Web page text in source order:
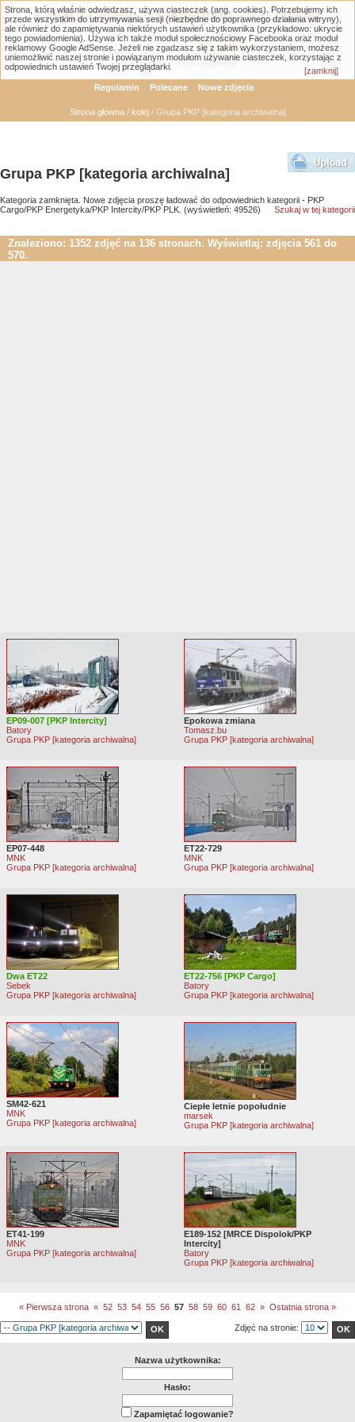
Łódzka Galeria Transportowa - GTLodz.eu
Wyszukiwanie zaawansowane
Regulamin Polecane Nowe zdjęcia
Strona główna/ kolej/ Grupa PKP [kategoria archiwalna]
Grupa PKP [kategoria archiwalna]
Kategoria zamknięta. Nowe zdjęcia proszę ładować do odpowiednich kategorii - PKP
Cargo/PKP Energetyka/PKP Intercity/PKP PLK. (wyświetleń: 49526)
Szukaj w tej kategorii
Znaleziono: 1352 zdjęć na 136 stronach. Wyświetlaj: zdjęcia 561 do
570.
EP09-007 [PKP Intercity]
Batory
Grupa PKP [kategoria archiwalna]
Epokowa zmiana
Tomasz.bu
Grupa PKP [kategoria archiwalna]
EP07-448
MNK
Grupa PKP [kategoria archiwalna]
ET22-729
MNK
Grupa PKP [kategoria archiwalna]
Dwa ET22
Sebek
Grupa PKP [kategoria archiwalna]
ET22-756 [PKP Cargo]
Batory
Grupa PKP [kategoria archiwalna]
SM42-621
MNK
Grupa PKP [kategoria archiwalna]
Ciepłe letnie popołudnie
marsek
Grupa PKP [kategoria archiwalna]
ET41-199
MNK
Grupa PKP [kategoria archiwalna]
E189-152 [MRCE Dispolok/PKP
Intercity]
Batory
Grupa PKP [kategoria archiwalna]
« Pierwsza strona « 52 53 54 55 56 57 58 59 60 61 62 » Ostatnia strona »
Zdjęć na stronie:
Nazwa użytkownika:
Hasło:
Zapamiętać logowanie?
Strona, którą właśnie odwiedzasz, używa ciasteczek (ang. cookies). Potrzebujemy ich
przede wszystkim do utrzymywania sesji (niezbędne do poprawnego działania witryny),
ale również do zapamiętywania niektórych ustawień użytkownika (przykładowo: ukrycie
tego powiadomienia). Używa ich także moduł społecznościowy Facebooka oraz moduł
reklamowy Google AdSense. Jeżeli nie zgadzasz się z takim wykorzystaniem, możesz
uniemożliwić naszej stronie i powiązanym modułom używanie ciasteczek, korzystając z
odpowiednich ustawień Twojej przeglądarki.
[zamknij]